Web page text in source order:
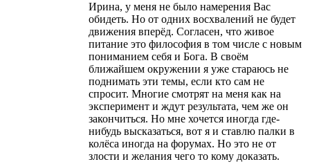
Ирина, у меня не было намерения Вас
обидеть. Но от одних восхвалений не будет
движения вперёд. Согласен, что живое
питание это философия в том числе с новым
пониманием себя и Бога. В своём
ближайшем окружении я уже стараюсь не
поднимать эти темы, если кто сам не
спросит. Многие смотрят на меня как на
эксперимент и ждут результата, чем же он
закончиться. Но мне хочется иногда где-
нибудь высказаться, вот я и ставлю палки в
колёса иногда на форумах. Но это не от
злости и желания чего то кому доказать.